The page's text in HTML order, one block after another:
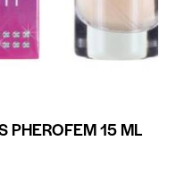
PHEROFEM 15 ML